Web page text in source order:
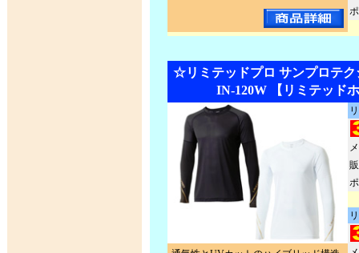
☆リミテッドプロ サンプロテク
IN-120W 【リミテッド